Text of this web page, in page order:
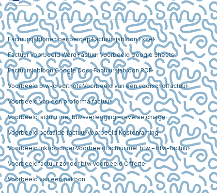
Factuursjablonen per beroepFactuursjabloon Excel
Factuur Voorbeeld WordFactuur Voorbeeld Google Sheets
Factuursjabloon Google DocsFactuursjabloon PDF
Voorbeeld btw-creditnotaVoorbeeld van een voorschotfactuur
Voorbeeld van een proforma factuur
Voorbeeldfactuur met btw-verlegging – reverse charge
Voorbeeld betaalde factuurVoorbeeld Kostenraming
Voorbeeld InkooporderVoorbeeldfactuur met btw – btw-factuur
Voorbeeldfactuur zonder btwVoorbeeld Offerte
Voorbeeld van een pakbon